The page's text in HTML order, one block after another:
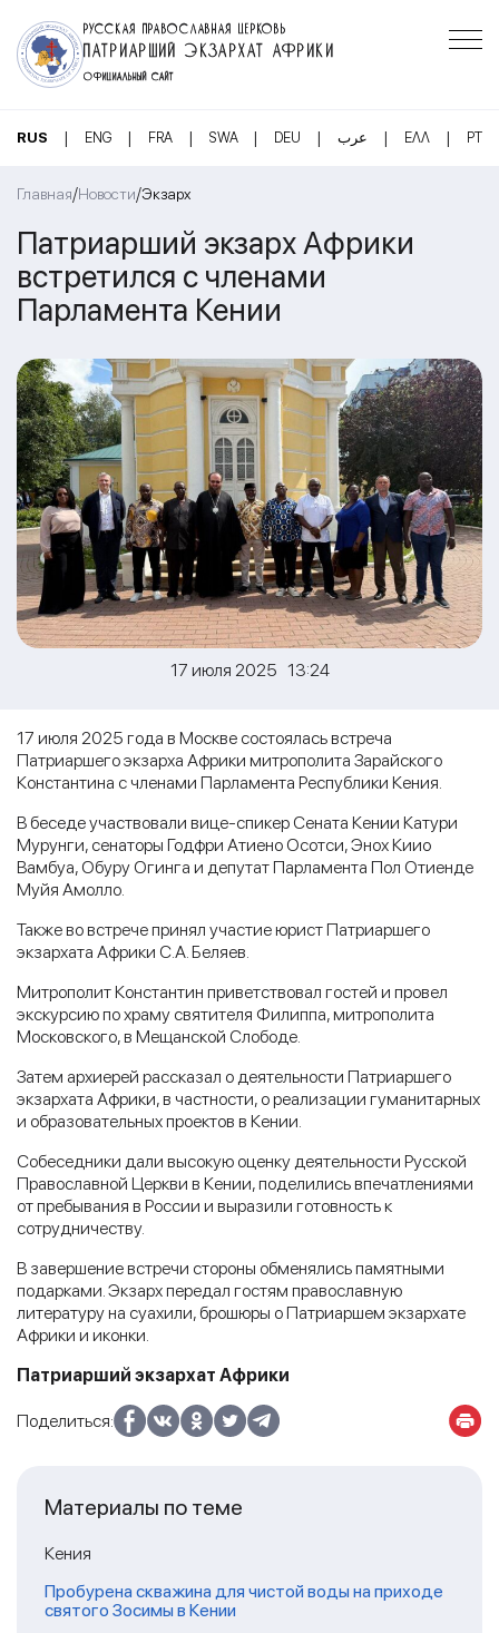
РУССКАЯ ПРАВОСЛАВНАЯ ЦЕРКОВЬ
ПАТРИАРШИЙ ЭКЗАРХАТ АФРИКИ
ОФИЦИАЛЬНЫЙ САЙТ
RUS | ENG | FRA | SWA | DEU | عرب | ΕΛΛ | PT
Главная/Новости/Экзарх
Патриарший экзарх Африки
встретился с членами
Парламента Кении
17 июля 2025 13:24
17 июля 2025 года в Москве состоялась встреча
Патриаршего экзарха Африки митрополита Зарайского
Константина с членами Парламента Республики Кения.
В беседе участвовали вице-спикер Сената Кении Катури
Мурунги, сенаторы Годфри Атиено Осотси, Энох Киио
Вамбуа, Обуру Огинга и депутат Парламента Пол Отиенде
Муйя Амолло.
Также во встрече принял участие юрист Патриаршего
экзархата Африки С.А. Беляев.
Митрополит Константин приветствовал гостей и провел
экскурсию по храму святителя Филиппа, митрополита
Московского, в Мещанской Слободе.
Затем архиерей рассказал о деятельности Патриаршего
экзархата Африки, в частности, о реализации гуманитарных
и образовательных проектов в Кении.
Собеседники дали высокую оценку деятельности Русской
Православной Церкви в Кении, поделились впечатлениями
от пребывания в России и выразили готовность к
сотрудничеству.
В завершение встречи стороны обменялись памятными
подарками. Экзарх передал гостям православную
литературу на суахили, брошюры о Патриаршем экзархате
Африки и иконки.
Патриарший экзархат Африки
Поделиться:
Материалы по теме
Кения
Пробурена скважина для чистой воды на приходе
святого Зосимы в Кении